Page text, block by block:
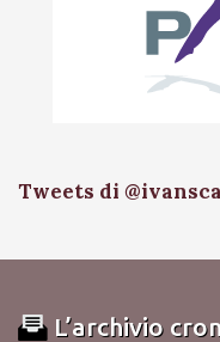
Tweets di
L’archivio